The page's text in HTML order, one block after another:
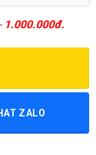
-1.000.000đ.
ZALO